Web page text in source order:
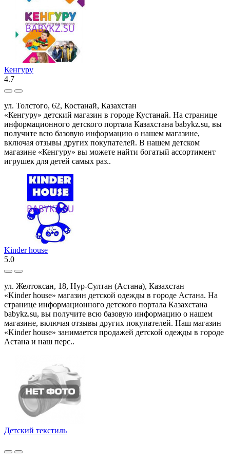
Кенгуру
4.7
ул. Толстого, 62, Костанай, Казахстан
«Кенгуру» детский магазин в городе Кустанай. На странице
информационного детского портала Казахстана babykz.su, вы
получите всю базовую информацию о нашем магазине,
включая отзывы других покупателей. В нашем детском
магазине «Кенгуру» вы можете найти богатый ассортимент
игрушек для детей самых раз..
Kinder house
5.0
ул. Желтоксан, 18, Нур-Султан (Астана), Казахстан
«Kinder house» магазин детской одежды в городе Астана. На
странице информационного детского портала Казахстана
babykz.su, вы получите всю базовую информацию о нашем
магазине, включая отзывы других покупателей. Наш магазин
«Kinder house» занимается продажей детской одежды в городе
Астана и наш перс..
Детский текстиль